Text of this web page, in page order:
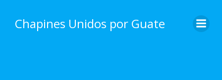
content
Chapines Unidos por Guate